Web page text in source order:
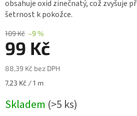
hvězdiček.
obsahuje oxid zinečnatý, což zvyšuje
šetrnost k pokožce.
109 Kč –9 %
99 Kč
88,39 Kč bez DPH
Měrná
7,23 Kč / 1 m
Skladem (>5 ks)